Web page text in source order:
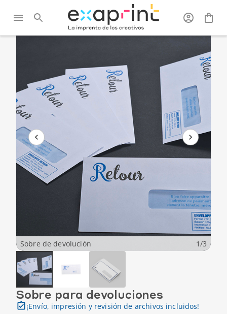
Sobre de devolución 1/3
Sobre para devoluciones
¡Envío, impresión y revisión de archivos incluidos!